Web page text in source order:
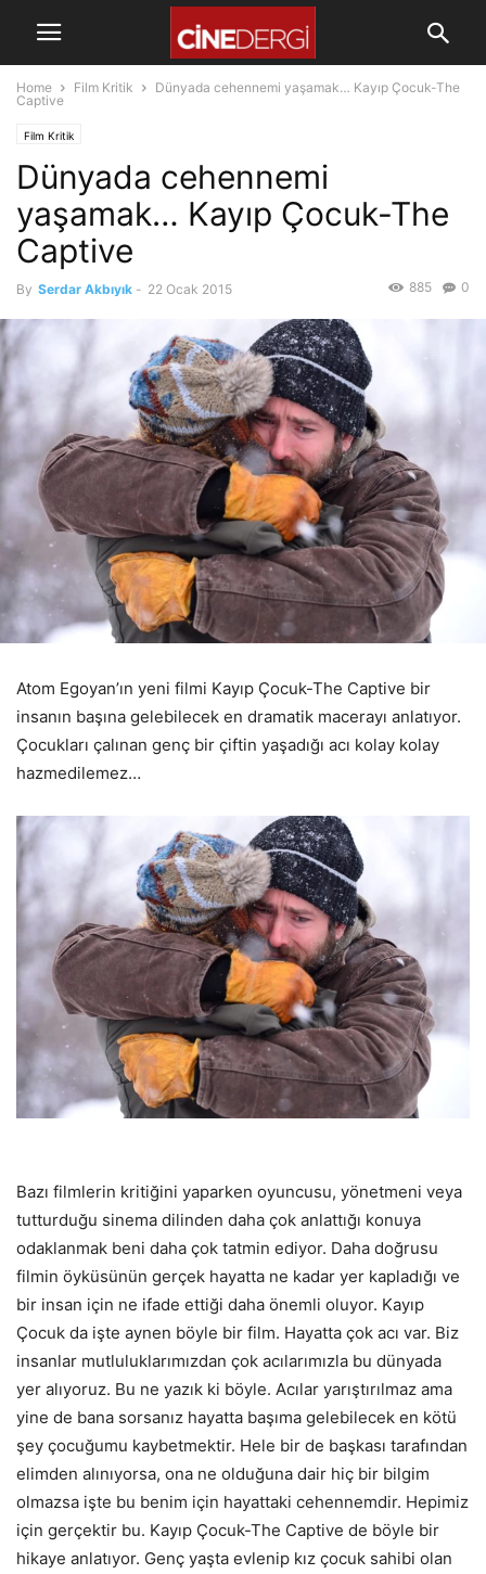
Home Film Kritik
Dünyada cehennemi yaşamak… Kayıp Çocuk-The
Captive
Film Kritik
Dünyada cehennemi
yaşamak… Kayıp Çocuk-The
Captive
By Serdar Akbıyık - 22 Ocak 2015 0
885
Atom Egoyan’ın yeni filmi Kayıp Çocuk-The Captive bir
insanın başına gelebilecek en dramatik macerayı anlatıyor.
Çocukları çalınan genç bir çiftin yaşadığı acı kolay kolay
hazmedilemez…
Bazı filmlerin kritiğini yaparken oyuncusu, yönetmeni veya
tutturduğu sinema dilinden daha çok anlattığı konuya
odaklanmak beni daha çok tatmin ediyor. Daha doğrusu
filmin öyküsünün gerçek hayatta ne kadar yer kapladığı ve
bir insan için ne ifade ettiği daha önemli oluyor. Kayıp
Çocuk da işte aynen böyle bir film. Hayatta çok acı var. Biz
insanlar mutluluklarımızdan çok acılarımızla bu dünyada
yer alıyoruz. Bu ne yazık ki böyle. Acılar yarıştırılmaz ama
yine de bana sorsanız hayatta başıma gelebilecek en kötü
şey çocuğumu kaybetmektir. Hele bir de başkası tarafından
elimden alınıyorsa, ona ne olduğuna dair hiç bir bilgim
olmazsa işte bu benim için hayattaki cehennemdir. Hepimiz
için gerçektir bu. Kayıp Çocuk-The Captive de böyle bir
hikaye anlatıyor. Genç yaşta evlenip kız çocuk sahibi olan